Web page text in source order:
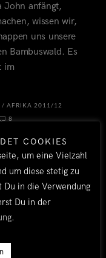
John anfängt,
wissen wir,
uns unsere
Bambuswald. Es
im
/AFRIKA 2011/12
8
COOKIES
um eine Vielzahl
um diese stetig zu
in die Verwendung
Du in der
.